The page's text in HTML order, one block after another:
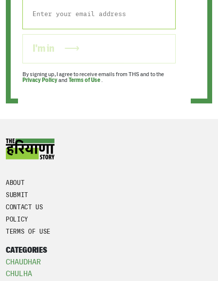
I'm in
By signing up, I agree to receive emails from THS and to the
Privacy Policyand Terms of Use .
ABOUT
SUBMIT
CONTACT US
POLICY
TERMS OF USE
CATEGORIES
CHAUDHAR
CHULHA